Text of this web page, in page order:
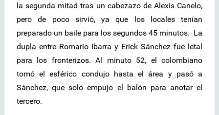
la segunda mitad tras un cabezazo de Alexis Canelo,
pero de poco sirvió, ya que los locales tenían
preparado un baile para los segundos 45 minutos. La
dupla entre Romario Ibarra y Erick Sánchez fue letal
para los fronterizos. Al minuto 52, el colombiano
tomó el esférico condujo hasta el área y pasó a
Sánchez, que solo empujo el balón para anotar el
tercero.